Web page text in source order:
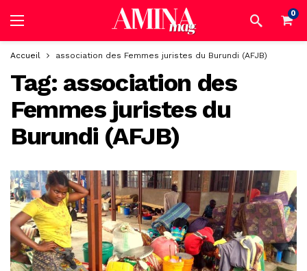
0
Accueil association des Femmes juristes du Burundi (AFJB)
Tag: association des
Femmes juristes du
Burundi (AFJB)